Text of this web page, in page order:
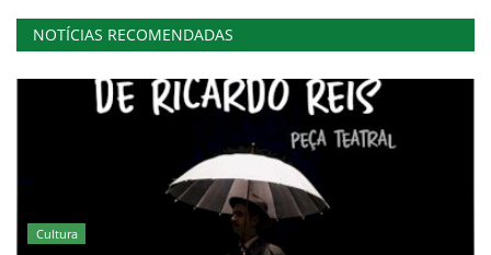
NOTÍCIAS RECOMENDADAS
Cultura